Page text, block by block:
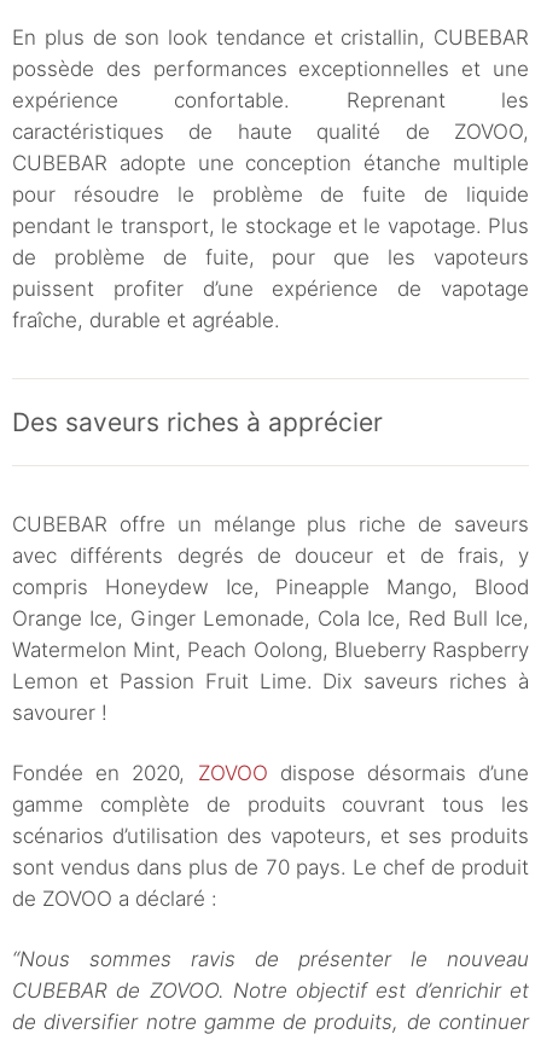
En plus de son look tendance et cristallin, CUBEBAR
possède des performances exceptionnelles et une
expérience confortable. Reprenant les
caractéristiques de haute qualité de ZOVOO,
CUBEBAR adopte une conception étanche multiple
pour résoudre le problème de fuite de liquide
pendant le transport, le stockage et le vapotage. Plus
de problème de fuite, pour que les vapoteurs
puissent profiter d’une expérience de vapotage
fraîche, durable et agréable.
Des saveurs riches à apprécier
CUBEBAR offre un mélange plus riche de saveurs
avec différents degrés de douceur et de frais, y
compris Honeydew Ice, Pineapple Mango, Blood
Orange Ice, Ginger Lemonade, Cola Ice, Red Bull Ice,
Watermelon Mint, Peach Oolong, Blueberry Raspberry
Lemon et Passion Fruit Lime. Dix saveurs riches à
savourer !
Fondée en 2020, ZOVOO dispose désormais d’une
gamme complète de produits couvrant tous les
scénarios d’utilisation des vapoteurs, et ses produits
sont vendus dans plus de 70 pays. Le chef de produit
de ZOVOO a déclaré :
“Nous sommes ravis de présenter le nouveau
CUBEBAR de ZOVOO. Notre objectif est d’enrichir et
de diversifier notre gamme de produits, de continuer